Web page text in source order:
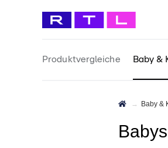
Produktvergleiche Baby &
Baby &